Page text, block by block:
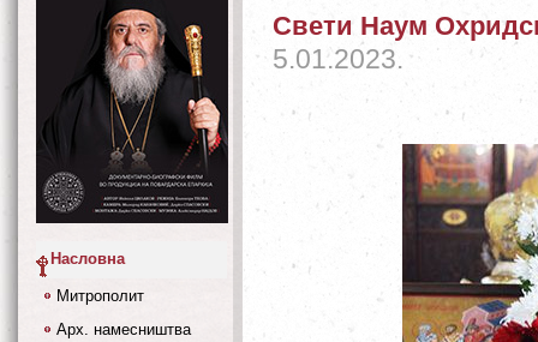
Свети Наум
5.01.2023.
Насловна
Митрополит
Арх. намесништва